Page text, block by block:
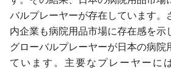
バルプレーヤーが存在しています。
内企業も病院用品市場に存在感を示
グローバルプレーヤーが日本の病院
ています。主要なプレーヤーには